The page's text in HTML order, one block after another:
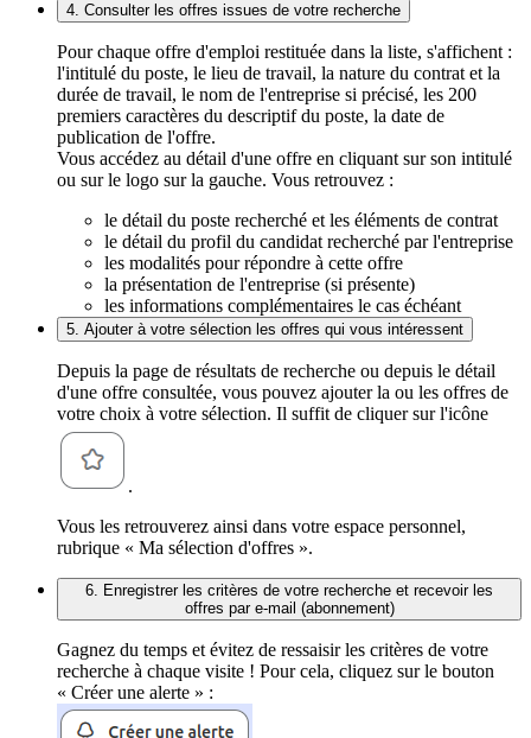
4. Consulter les offres issues de votre recherche
Pour chaque offre d'emploi restituée dans la liste, s'affichent :
l'intitulé du poste, le lieu de travail, la nature du contrat et la
durée de travail, le nom de l'entreprise si précisé, les 200
premiers caractères du descriptif du poste, la date de
publication de l'offre.
Vous accédez au détail d'une offre en cliquant sur son intitulé
ou sur le logo sur la gauche. Vous retrouvez :
le détail du poste recherché et les éléments de contrat
le détail du profil du candidat recherché par l'entreprise
les modalités pour répondre à cette offre
la présentation de l'entreprise (si présente)
les informations complémentaires le cas échéant
5. Ajouter à votre sélection les offres qui vous intéressent
Depuis la page de résultats de recherche ou depuis le détail
d'une offre consultée, vous pouvez ajouter la ou les offres de
votre choix à votre sélection. Il suffit de cliquer sur l'icône
.
Vous les retrouverez ainsi dans votre espace personnel,
rubrique « Ma sélection d'offres ».
6. Enregistrer les critères de votre recherche et recevoir les
offres par e-mail (abonnement)
Gagnez du temps et évitez de ressaisir les critères de votre
recherche à chaque visite ! Pour cela, cliquez sur le bouton
« Créer une alerte » :